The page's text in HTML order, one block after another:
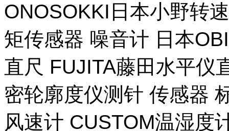
ONOSOKKI日本小野转
矩传感器 噪音计 日本
直尺 FUJITA藤田水平仪
密轮廓度仪测针 传感器
风速计 CUSTOM温湿度